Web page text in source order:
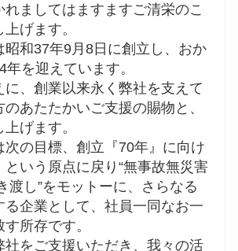
ましてはますますご清栄のこ
げます。
昭和37年9月8日に創立し、おか
を迎えています。
に、創業以来永く弊社を支えて
あたたかいご支援の賜物と、
げます。
の目標、創立『70年』に向け
という原点に戻り“無事故無災害
渡し”をモットーに、さらなる
る企業として、社員一同なお一
所存です。
をご支援いただき、我々の活